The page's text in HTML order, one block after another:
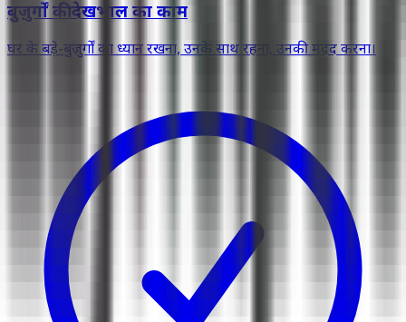
बुज़ुर्गों की देखभाल का काम
घर के बड़े-बुज़ुर्गों का ध्यान रखना, उनके साथ रहना, उनकी मदद करना।